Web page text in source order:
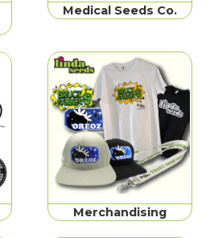
Medical Seeds Co.
Merchandising